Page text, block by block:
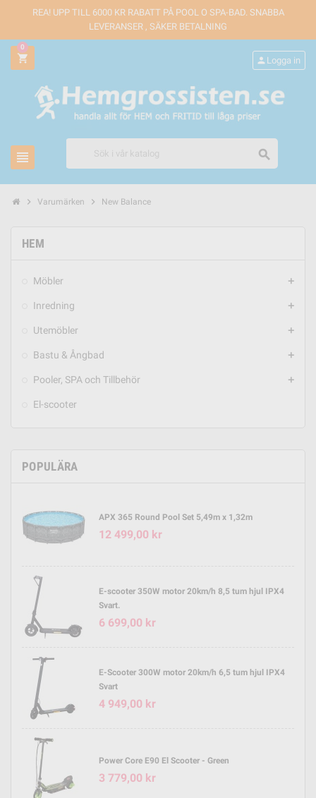
REA! UPP TILL 6000 KR RABATT PÅ POOL O SPA-BAD. SNABBA
LEVERANSER , SÄKER BETALNING
shopping_cart
0
view_headline search
person Logga in
chevron_right Varumärken chevron_right New Balance
HEM
Möbler add
Inredning add
Utemöbler add
Bastu & Ångbad add
Pooler, SPA och Tillbehör add
El-scooter
POPULÄRA
APX 365 Round Pool Set 5,49m x 1,32m
12 499,00 kr
E-scooter 350W motor 20km/h 8,5 tum hjul IPX4
Svart.
6 699,00 kr
E-Scooter 300W motor 20km/h 6,5 tum hjul IPX4
Svart
4 949,00 kr
Power Core E90 El Scooter - Green
3 779,00 kr